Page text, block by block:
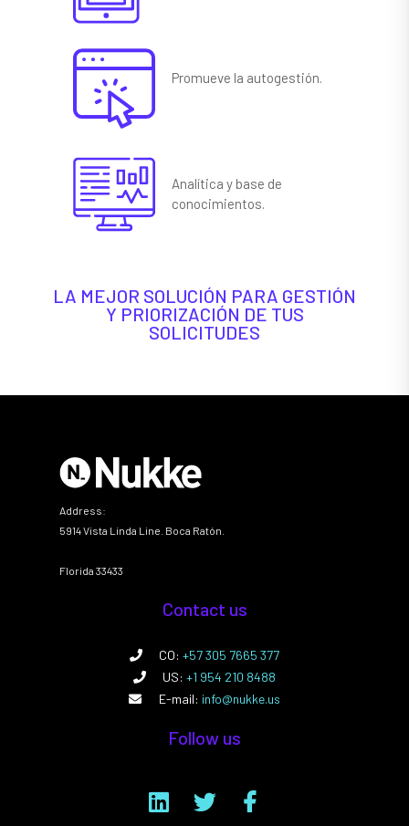
Promueve la autogestión.
Analítica y base de
conocimientos.
LA MEJOR SOLUCIÓN PARA GESTIÓN
Y PRIORIZACIÓN DE TUS
SOLICITUDES
Address:
5914 Vista Linda Line. Boca Ratón.
Florida 33433
Contact us
CO:+57 305 7665 377
US:+1 954 210 8488
E-mail: info@nukke.us
Follow us